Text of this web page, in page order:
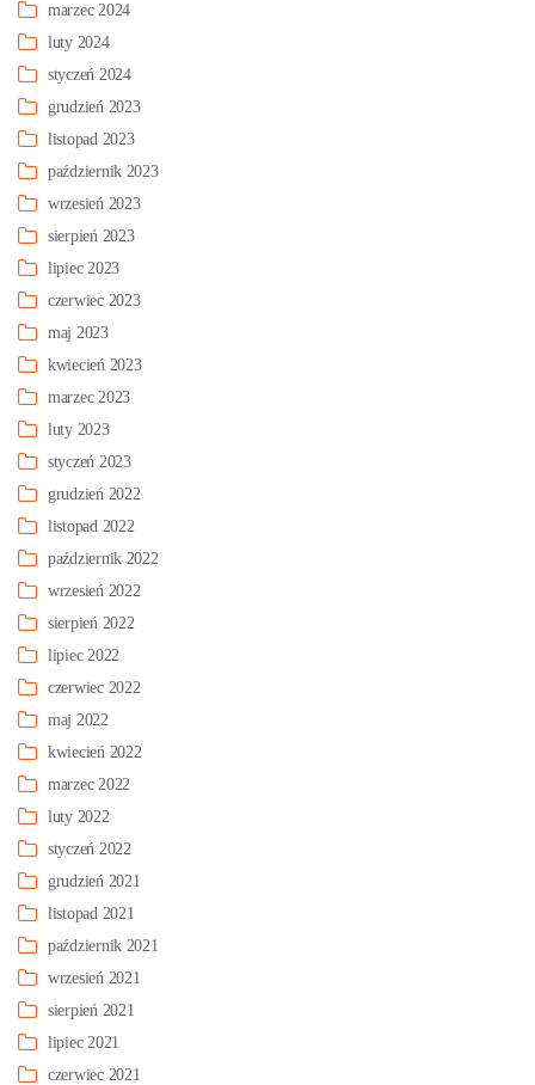
marzec 2024
luty 2024
styczeń 2024
grudzień 2023
listopad 2023
październik 2023
wrzesień 2023
sierpień 2023
lipiec 2023
czerwiec 2023
maj 2023
kwiecień 2023
marzec 2023
luty 2023
styczeń 2023
grudzień 2022
listopad 2022
październik 2022
wrzesień 2022
sierpień 2022
lipiec 2022
czerwiec 2022
maj 2022
kwiecień 2022
marzec 2022
luty 2022
styczeń 2022
grudzień 2021
listopad 2021
październik 2021
wrzesień 2021
sierpień 2021
lipiec 2021
czerwiec 2021